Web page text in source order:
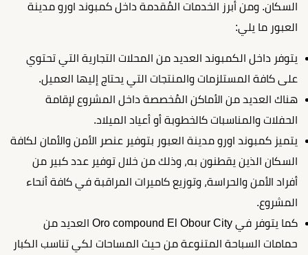
السكان. ومن أبرز الخدمات المُقدمة داخل كمبوند اورو مدينة
العبور ما يلي:
يتوفر داخل الكمبوند العديد من المحلات التجارية التي تحتوي
على كافة المستلزمات والمنتجات التي يحتاج إليها العميل.
هناك العديد من الأماكن المُخصصة داخل المشروع لإقامة
الحفلات والمناسبات كالخطوبة أو أعياد الميلاد.
يتميز كمبوند اورو مدينة العبور بتوفير عنصر الأمن والأمان لكافة
السكان الذين يقطنون به، وذلك من خلال توفير عدد كبير من
أفراد الأمن والحراسة، وتوزيع كاميرات المراقبة في كافة أنحاء
المشروع.
كما يتوفر في Oro compound El Obour City العديد من
حمامات السباحة المتنوعة من حيث المساحات لكي تناسب الكبار